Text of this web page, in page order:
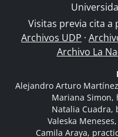
Visitas previa cita a
Archivos UDP ·
Archivo La
Alejandro Arturo
Mariana Simon,
Natalia Cuadra,
Valeska
Camila Araya,